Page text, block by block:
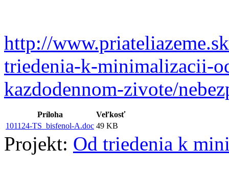
http://
triedenia-k-minimalizacii-
kazdodennom-zivote/
Príloha
Veľkosť
101124-TS_bisfenol-A.doc 49 KB
Projekt: Od triedenia k